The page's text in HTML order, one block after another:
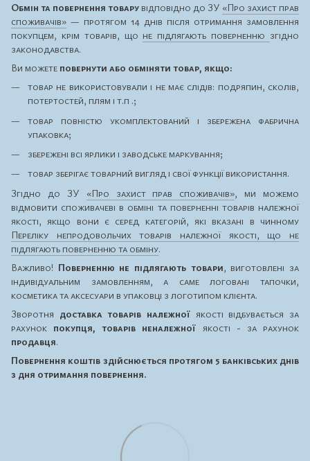
Обмін та повернення товару відповідно до ЗУ «Про захист прав
споживачів» — протягом 14 днів після отримання замовлення
покупцем, крім товарів, що не підлягають поверненню згідно
законодавства.
Ви можете повернути або обміняти товар, якщо:
товар не використовували і не має слідів: подряпин, сколів,
потертостей, плям і т.п .;
товар повністю укомплектований і збережена фабрична
упаковка;
збережені всі ярлики і заводське маркування;
товар зберігає товарний вигляд і свої функції використання.
Згідно до ЗУ «Про захист прав споживачів», ми можемо
відмовити споживачеві в обміні та поверненні товарів належної
якості, якщо вони є серед категорій, які вказані в чинному
Переліку непродовольчих товарів належної якості, що не
підлягають поверненню та обміну.
Важливо! Поверненню не підлягають товари, виготовлені за
індивідуальним замовленням, а саме логовані тапочки,
косметика та аксесуари в упаковці з логотипом клієнта.
Зворотня доставка товарів належної якості відбувається за
рахунок покупця, товарів неналежної якості - за рахунок
продавця.
Повернення коштів здійснюється протягом 5 банківських днів
з дня отримання повернення.